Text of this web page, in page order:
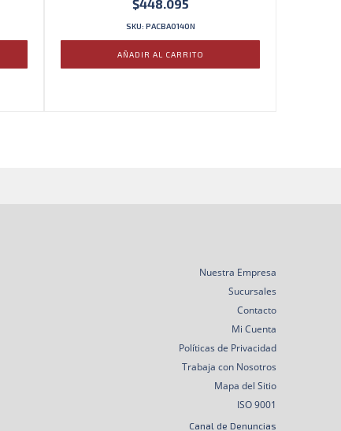
$448.095
SKU: PACBA0140N
AÑADIR AL CARRITO
Nuestra Empresa
Sucursales
Contacto
Mi Cuenta
Políticas de Privacidad
Trabaja con Nosotros
Mapa del Sitio
ISO 9001
Canal de Denuncias